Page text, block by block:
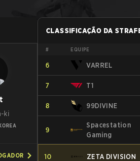
ki
CLASSIFICAÇÃO DA
# EQUIPE
6 VARREL
7 T1
8 99DIVINE
9
Spacestation
Gaming
10 ZETA DIVISION